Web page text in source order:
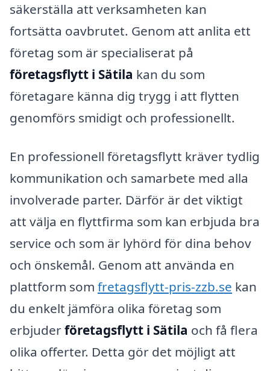
säkerställa att verksamheten kan
fortsätta oavbrutet. Genom att anlita ett
företag som är specialiserat på
företagsflytt i Sätila kan du som
företagare känna dig trygg i att flytten
genomförs smidigt och professionellt.
En professionell företagsflytt kräver tydlig
kommunikation och samarbete med alla
involverade parter. Därför är det viktigt
att välja en flyttfirma som kan erbjuda bra
service och som är lyhörd för dina behov
och önskemål. Genom att använda en
plattform som fretagsflytt-pris-zzb.se kan
du enkelt jämföra olika företag som
erbjuderföretagsflytt i Sätila och få flera
olika offerter. Detta gör det möjligt att